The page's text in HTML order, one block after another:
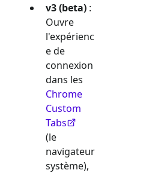
v3 (beta) :
Ouvre
l'expérienc
e de
connexion
dans les
Chrome
Custom
Tabs
(le
navigateur
système),